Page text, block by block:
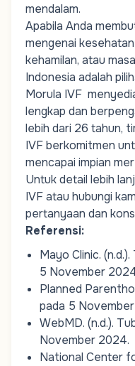
mendalam.
Apabila Anda
mengenai
kehamilan, atau
Indonesia adalah
Morula IVF
lengkap dan
lebih dari 26 tahun,
IVF berkomitmen
mencapai impian
Untuk detail lebih
IVF atau hubungi
pertanyaan dan
Referensi:
Mayo Clinic. (n.d.).
5 November
Planned
pada 5
WebMD. (n.d.).
November 2024.
National Center